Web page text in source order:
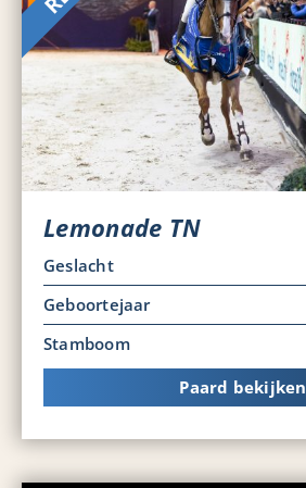
Lemonade TN
Geslacht
Geboortejaar
Stamboom
Paard bekijken